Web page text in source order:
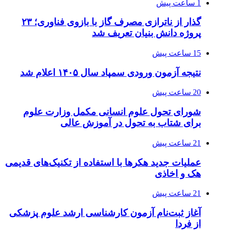
1 ساعت پیش
گذار از ناترازی مصرف گاز با بازوی فناوری؛ ۲۳
پروژه دانش بنیان تعریف شد
15 ساعت پیش
نتیجه آزمون ورودی سمپاد سال ۱۴۰۵ اعلام شد
20 ساعت پیش
شورای تحول علوم انسانی مکمل وزارت علوم
برای شتاب به تحول در آموزش عالی
21 ساعت پیش
عملیات جدید هکرها با استفاده از تکنیک‌های قدیمی
هک و اخاذی
21 ساعت پیش
آغاز ثبت‌نام‌ آزمون کارشناسی ارشد علوم پزشکی
از فردا